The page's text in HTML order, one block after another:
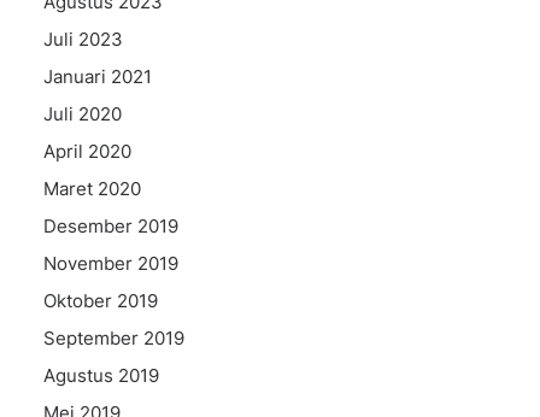
Juli 2023
Januari 2021
Juli 2020
April 2020
Maret 2020
Desember 2019
November 2019
Oktober 2019
September 2019
Agustus 2019